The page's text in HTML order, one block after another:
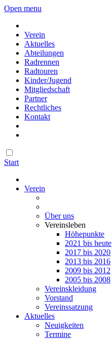
Open menu
Verein
Aktuelles
Abteilungen
Radrennen
Radtouren
Kinder/Jugend
Mitgliedschaft
Partner
Rechtliches
Kontakt
Start
Verein
Über uns
Vereinsleben
Höhepunkte
2021 bis heute
2017 bis 2020
2013 bis 2016
2009 bis 2012
2005 bis 2008
Vereinskleidung
Vorstand
Vereinssatzung
Aktuelles
Neuigkeiten
Termine